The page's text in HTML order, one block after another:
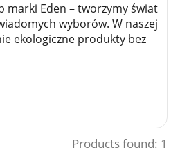
Products found: 1
marki Eden – tworzymy świat
wyborów. W naszej
ekologiczne produkty bez